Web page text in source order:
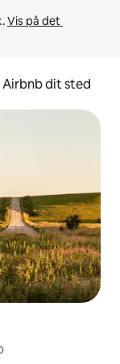
Vis på det
Airbnb dit sted